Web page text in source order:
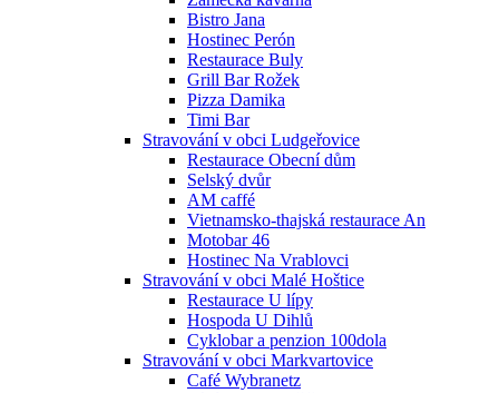
Bistro Jana
Hostinec Perón
Restaurace Buly
Grill Bar Rožek
Pizza Damika
Timi Bar
Stravování v obci Ludgeřovice
Restaurace Obecní dům
Selský dvůr
AM caffé
Vietnamsko-thajská restaurace An
Motobar 46
Hostinec Na Vrablovci
Stravování v obci Malé Hoštice
Restaurace U lípy
Hospoda U Dihlů
Cyklobar a penzion 100dola
Stravování v obci Markvartovice
Café Wybranetz